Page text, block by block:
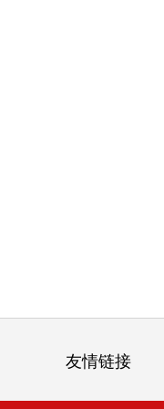
友情链接